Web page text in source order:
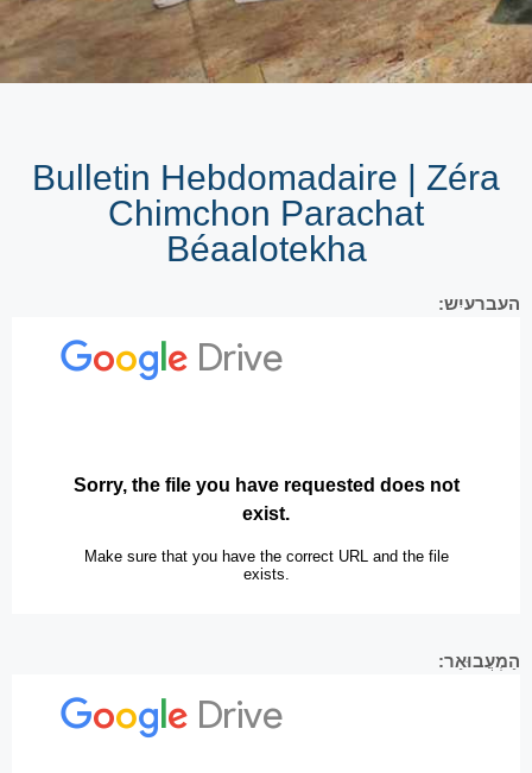
Bulletin Hebdomadaire | Zéra
Chimchon Parachat
Béaalotekha
העברעיִש:
הַמְעֲבוּאַר: